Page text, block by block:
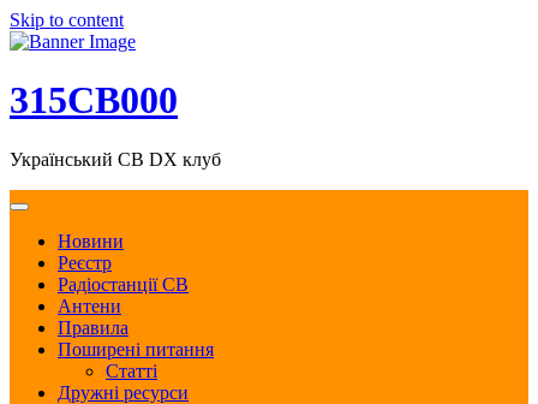
Skip to content
315CB000
Український CB DX клуб
Новини
Реєстр
Радіостанції CB
Антени
Правила
Поширені питання
Статті
Дружні ресурси